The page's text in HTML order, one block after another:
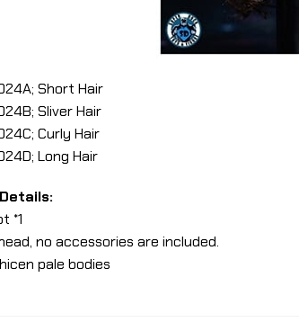
Short Hair
Sliver Hair
Curly Hair
Long Hair
*1
no accessories are included.
pale bodies